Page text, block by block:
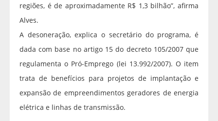
regiões, é de aproximadamente R$ 1,3 bilhão”, afirma
Alves.
A desoneração, explica o secretário do programa, é
dada com base no artigo 15 do decreto 105/2007 que
regulamenta o Pró-Emprego (lei 13.992/2007). O item
trata de benefícios para projetos de implantação e
expansão de empreendimentos geradores de energia
elétrica e linhas de transmissão.